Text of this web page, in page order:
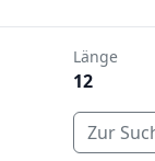
Länge
12
Zur